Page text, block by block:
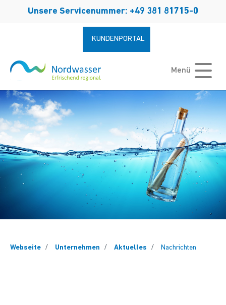
Unsere Servicenummer: +49 381 81715-0
KUNDENPORTAL
Menü
Webseite Unternehmen Aktuelles Nachrichten